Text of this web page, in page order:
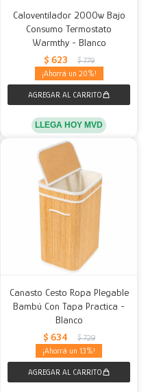
Caloventilador 2000w Bajo
Consumo Termostato
Warmthy - Blanco
$ 623 $ 779
20
LLEGA HOY MVD
Canasto Cesto Ropa Plegable
Bambú Con Tapa Practica -
Blanco
$ 634 $ 729
13